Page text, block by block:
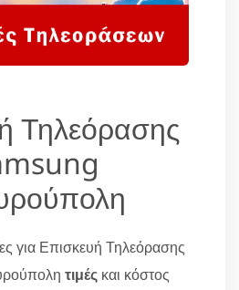
Τηλεόρασης
για Επισκευή Τηλεόρασης
τιμέςκαι κόστος